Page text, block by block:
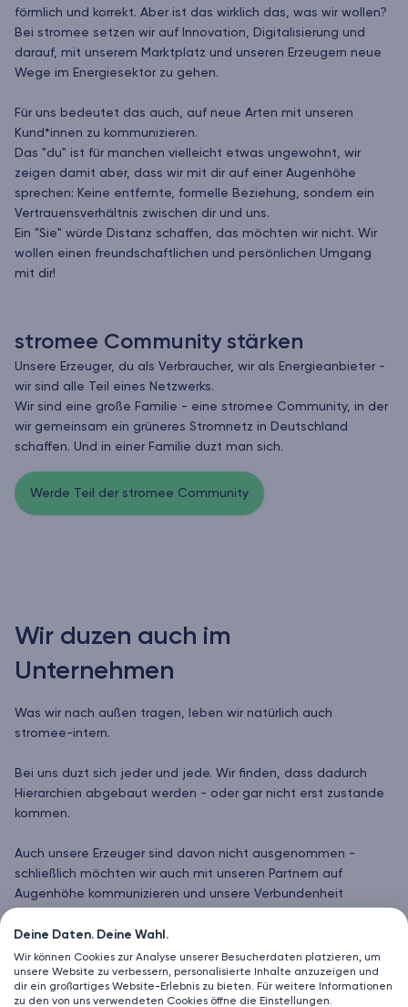
förmlich und korrekt. Aber ist das wirklich das, was wir wollen?
Bei stromee setzen wir auf Innovation, Digitalisierung und
darauf, mit unserem Marktplatz und unseren Erzeugern neue
Wege im Energiesektor zu gehen.
Für uns bedeutet das auch, auf neue Arten mit unseren
Kund*innen zu kommunizieren.
Das "du" ist für manchen vielleicht etwas ungewohnt, wir
zeigen damit aber, dass wir mit dir auf einer Augenhöhe
sprechen: Keine entfernte, formelle Beziehung, sondern ein
Vertrauensverhältnis zwischen dir und uns.
Ein "Sie" würde Distanz schaffen, das möchten wir nicht. Wir
wollen einen freundschaftlichen und persönlichen Umgang
mit dir!
stromee Community stärken
Unsere Erzeuger, du als Verbraucher, wir als Energieanbieter -
wir sind alle Teil eines Netzwerks.
Wir sind eine große Familie - eine stromee Community, in der
wir gemeinsam ein grüneres Stromnetz in Deutschland
schaffen. Und in einer Familie duzt man sich.
Werde Teil der stromee Community
Wir duzen auch im
Unternehmen
Was wir nach außen tragen, leben wir natürlich auch
stromee-intern.
Bei uns duzt sich jeder und jede. Wir finden, dass dadurch
Hierarchien abgebaut werden - oder gar nicht erst zustande
kommen.
Auch unsere Erzeuger sind davon nicht ausgenommen -
schließlich möchten wir auch mit unseren Partnern auf
Augenhöhe kommunizieren und unsere Verbundenheit
So wollen wir ein gemeinschaftliches Miteinander fördern,
denn schließlich haben wir bei stromee ein gemeinsames Ziel
und eine Vision.
Deine Daten. Deine Wahl.
Wir können Cookies zur Analyse unserer Besucherdaten platzieren, um
unsere Website zu verbessern, personalisierte Inhalte anzuzeigen und
dir ein großartiges Website-Erlebnis zu bieten. Für weitere Informationen
zu den von uns verwendeten Cookies öffne die Einstellungen.